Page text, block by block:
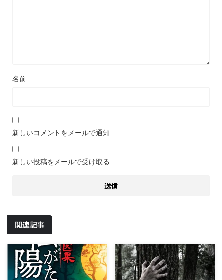
名前
新しいコメントをメールで通知
新しい投稿をメールで受け取る
関連記事